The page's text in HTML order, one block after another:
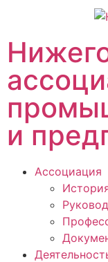
и
Ассоциация